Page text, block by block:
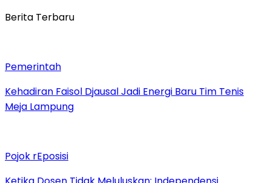
Berita Terbaru
Pemerintah
Kehadiran Faisol Djausal Jadi Energi Baru Tim Tenis
Meja Lampung
Pojok rEposisi